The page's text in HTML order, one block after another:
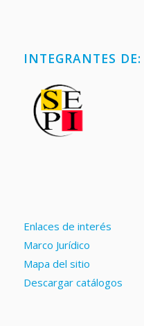
INTEGRANTES DE:
Enlaces de interés
Marco Jurídico
Mapa del sitio
Descargar catálogos